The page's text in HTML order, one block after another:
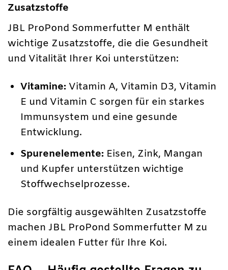
Zusatzstoffe
JBL ProPond Sommerfutter M enthält
wichtige Zusatzstoffe, die die Gesundheit
und Vitalität Ihrer Koi unterstützen:
Vitamine: Vitamin A, Vitamin D3, Vitamin
E und Vitamin C sorgen für ein starkes
Immunsystem und eine gesunde
Entwicklung.
Spurenelemente: Eisen, Zink, Mangan
und Kupfer unterstützen wichtige
Stoffwechselprozesse.
Die sorgfältig ausgewählten Zusatzstoffe
machen JBL ProPond Sommerfutter M zu
einem idealen Futter für Ihre Koi.